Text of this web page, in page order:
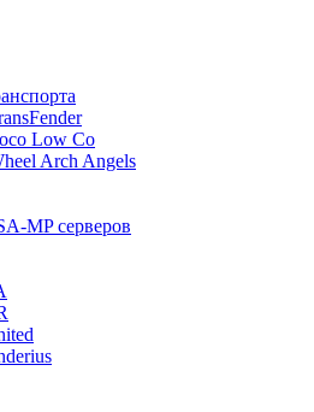
Low Co
Arch Angels
MP серверов